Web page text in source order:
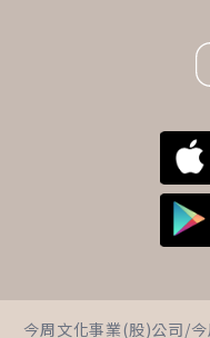
8
今周文化事業(股)公司/